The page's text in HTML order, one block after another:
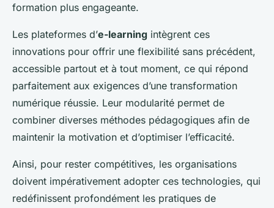
formation plus engageante.
Les plateformes d’e-learning intègrent ces
innovations pour offrir une flexibilité sans précédent,
accessible partout et à tout moment, ce qui répond
parfaitement aux exigences d’une transformation
numérique réussie. Leur modularité permet de
combiner diverses méthodes pédagogiques afin de
maintenir la motivation et d’optimiser l’efficacité.
Ainsi, pour rester compétitives, les organisations
doivent impérativement adopter ces technologies, qui
redéfinissent profondément les pratiques de